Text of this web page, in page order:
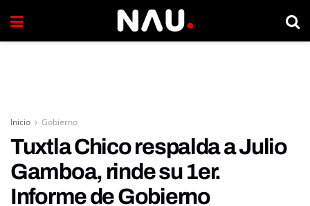
Inicio Gobierno
Tuxtla Chico respalda a Julio
Gamboa, rinde su 1er.
Informe de Gobierno